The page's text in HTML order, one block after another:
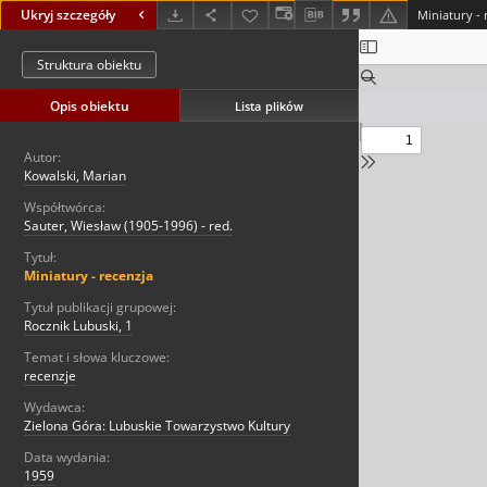
Ukryj szczegóły Miniatury -
Struktura obiektu
Opis obiektu Lista plików
Autor:
Kowalski, Marian
Współtwórca:
Sauter, Wiesław (1905-1996) - red.
Tytuł:
Miniatury - recenzja
Tytuł publikacji grupowej:
Rocznik Lubuski, 1
Temat i słowa kluczowe:
recenzje
Wydawca:
Zielona Góra: Lubuskie Towarzystwo Kultury
Data wydania:
1959